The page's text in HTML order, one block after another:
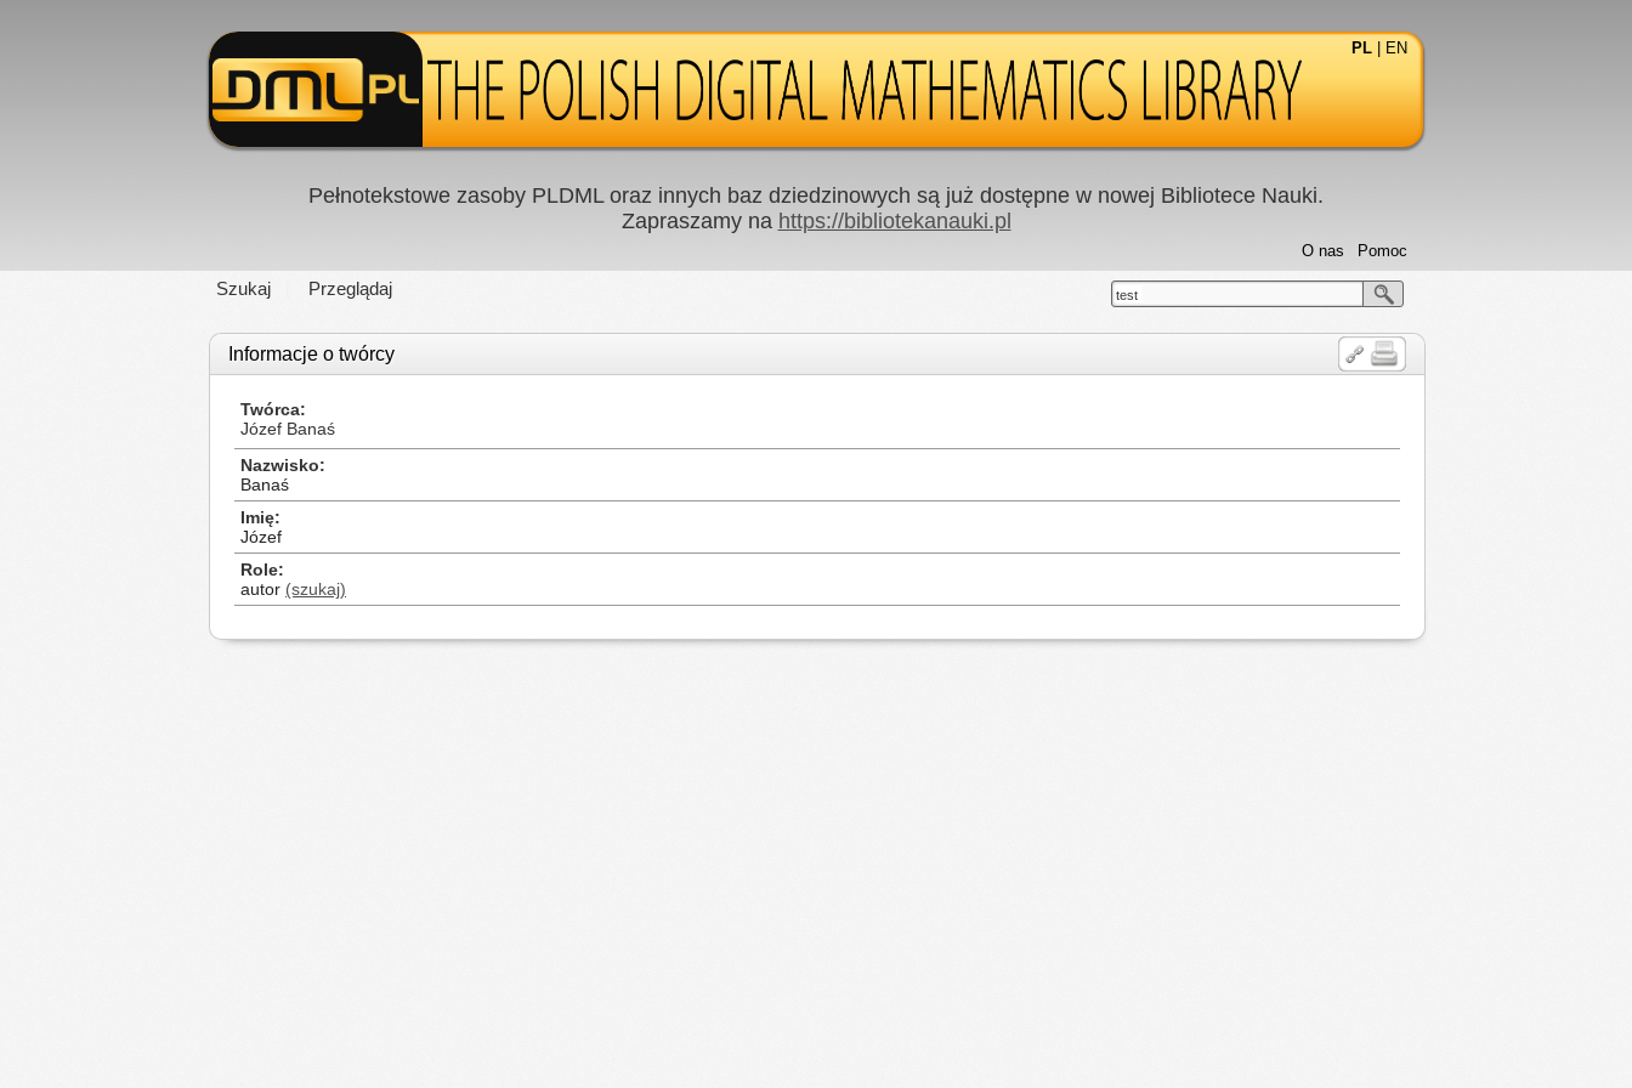
PL EN
Pełnotekstowe zasoby PLDML oraz innych baz dziedzinowych są już dostępne w nowej Bibliotece Nauki.
Zapraszamy na https://bibliotekanauki.pl
Szukaj Przeglądaj
Pomoc
O nas
test
Informacje o twórcy
Twórca
Józef Banaś
Nazwisko
Banaś
Imię
Józef
Role
autor (szukaj)